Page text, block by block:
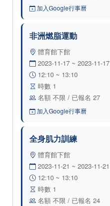
加入Google行事曆
非洲燃脂運動
體育館下館
2023-11-17 ~ 2023-11-17
12:10 ~ 13:10
時數 1
名額 不限 / 已報名 27
加入Google行事曆
全身肌力訓練
體育館下館
2023-11-21 ~ 2023-11-21
12:10 ~ 13:10
時數 1
名額 不限 / 已報名 24